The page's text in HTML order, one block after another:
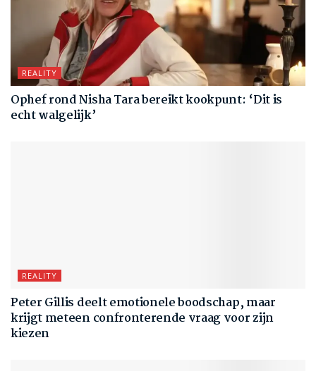
REALITY
Ophef rond Nisha Tara bereikt kookpunt: ‘Dit is
echt walgelijk’
REALITY
Peter Gillis deelt emotionele boodschap, maar
krijgt meteen confronterende vraag voor zijn
kiezen